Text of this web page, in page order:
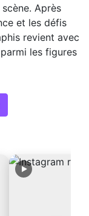
Après
et les défis
revient avec
les figures